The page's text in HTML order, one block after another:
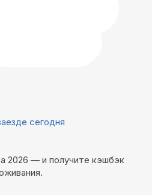
сегодня
2026 — и получите кэшбэк